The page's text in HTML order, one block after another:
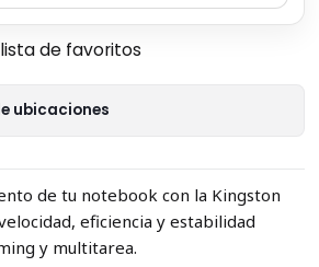
de favoritos
ubicaciones
de tu notebook con la Kingston
eficiencia y estabilidad
y multitarea.